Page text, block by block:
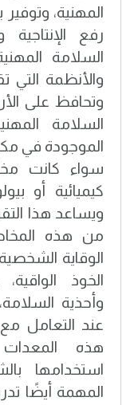
المهنية،
رفع
السلامة
والأنظمة التي
وتحافظ على
السلامة
الموجودة في
سواء كانت
كيميائية أو
ويساعد هذا
من هذه
الوقاية
الخوذ الواقية،
وأحذية
عند التعامل
هذه
استخدامها
المهمة أيضًا